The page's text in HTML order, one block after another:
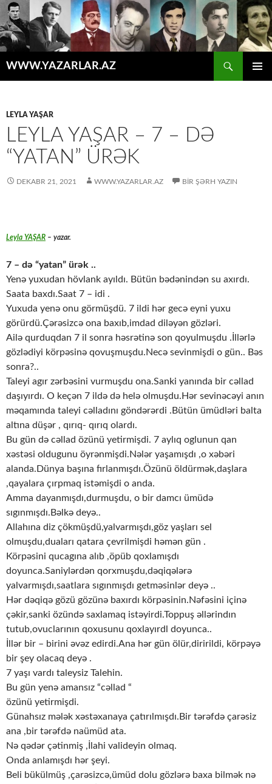
WWW.YAZARLAR.AZ
LEYLA YAŞAR
LEYLA YAŞAR – 7 – DƏ
“YATAN” ÜRƏK
DEKABR 21, 2021 WWW.YAZARLAR.AZ BIR ŞƏRH YAZIN
Leyla YAŞAR – yazar.
7 – də “yatan” ürək ..
Yenə yuxudan hövlank ayıldı. Bütün bədənindən su axırdı.
Saata baxdı.Saat 7 – idi .
Yuxuda yenə onu görmüşdü. 7 ildi hər gecə eyni yuxu
görürdü.Çərəsizcə ona baxıb,imdad diləyən gözləri.
Ailə qurduqdan 7 il sonra həsrətinə son qoyulmuşdu .İllərlə
gözlədiyi körpəsinə qovuşmuşdu.Necə sevinmişdi o gün.. Bəs
sonra?..
Taleyi agır zərbəsini vurmuşdu ona.Sanki yanında bir cəllad
daşıyırdı. O keçən 7 ildə də helə olmuşdu.Hər sevinəcəyi anın
məqamında taleyi cəlladını göndərərdi .Bütün ümüdləri balta
altına düşər , qırıq- qırıq olardı.
Bu gün də cəllad özünü yetirmişdi. 7 aylıq oglunun qan
xəstəsi oldugunu öyrənmişdi.Nələr yaşamışdı ,o xəbəri
alanda.Dünya başına fırlanmışdı.Özünü öldürmək,daşlara
,qayalara çırpmaq istəmişdi o anda.
Amma dayanmışdı,durmuşdu, o bir damcı ümüdə
sıgınmışdı.Bəlkə deyə..
Allahına diz çökmüşdü,yalvarmışdı,göz yaşları sel
olmuşdu,duaları qatara çevrilmişdi həmən gün .
Körpəsini qucagına alıb ,öpüb qoxlamışdı
doyunca.Saniylərdən qorxmuşdu,dəqiqələrə
yalvarmışdı,saatlara sıgınmışdı getməsinlər deyə ..
Hər dəqiqə gözü gözünə baxırdı körpəsinin.Nəfəsini içinə
çəkir,sanki özündə saxlamaq istəyirdi.Toppuş əllərindın
tutub,ovuclarının qoxusunu qoxlayırdl doyunca..
İllər bir – birini əvəz edirdi.Ana hər gün ölür,diririldi, körpəyə
bir şey olacaq deyə .
7 yaşı vardı taleysiz Talehin.
Bu gün yenə amansız “cəllad “
özünü yetirmişdi.
Günahsız mələk xəstəxanaya çatırılmışdı.Bir tərəfdə çarəsiz
ana ,bir tərəfdə naümüd ata.
Nə qədər çətinmiş ,İlahi valideyin olmaq.
Onda anlamışdı hər şeyi.
Beli bükülmüş ,çarəsizcə,ümüd dolu gözlərə baxa bilmək nə